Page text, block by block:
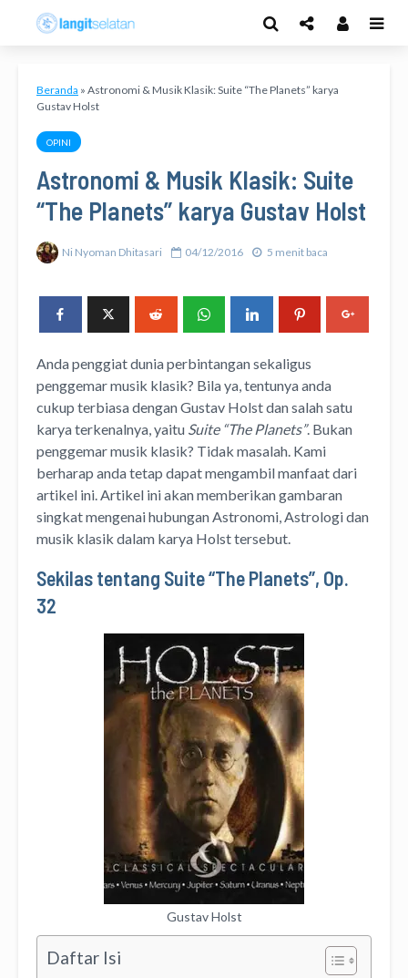
Beranda » Astronomi & Musik Klasik: Suite “The Planets” karya
Gustav Holst
OPINI
Astronomi & Musik Klasik: Suite
“The Planets” karya Gustav Holst
Ni Nyoman Dhitasari 04/12/2016 5 menit baca
Anda penggiat dunia perbintangan sekaligus
penggemar musik klasik? Bila ya, tentunya anda
cukup terbiasa dengan Gustav Holst dan salah satu
karya terkenalnya, yaitu Suite “The Planets”. Bukan
penggemar musik klasik? Tidak masalah. Kami
berharap anda tetap dapat mengambil manfaat dari
artikel ini. Artikel ini akan memberikan gambaran
singkat mengenai hubungan Astronomi, Astrologi dan
musik klasik dalam karya Holst tersebut.
Sekilas tentang Suite “The Planets”, Op.
32
Gustav Holst
Daftar Isi